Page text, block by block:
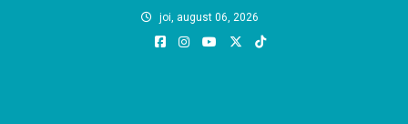
joi, august 06, 2026